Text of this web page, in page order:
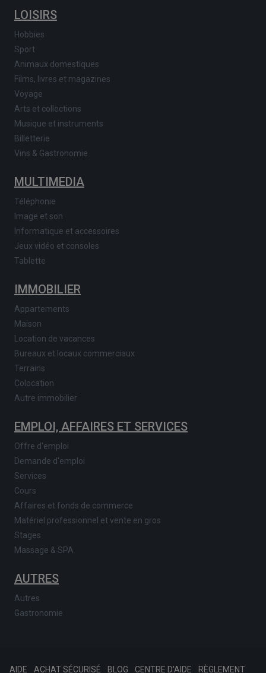
LOISIRS
Hobbies
Sport
Animaux domestiques
Films, livres et magazines
Voyage
Arts et collections
Musique et instruments
Billetterie
Vins & Gastronomie
MULTIMEDIA
Téléphonie
Image et son
Informatique et accessoires
Jeux vidéo et consoles
Tablette
IMMOBILIER
Appartements
Maison
Location de vacances
Bureaux et locaux commerciaux
Terrains
Colocation
Autre immobilier
EMPLOI, AFFAIRES ET SERVICES
Offre d'emploi
Demande d'emploi
Services
Cours
Affaires et fonds de commerce
Matériel professionnel et vente en gros
Stages
Massage & SPA
AUTRES
Autres
Gastronomie
AIDE ACHAT SÉCURISÉ BLOG CENTRE D'AIDE RÈGLEMENT